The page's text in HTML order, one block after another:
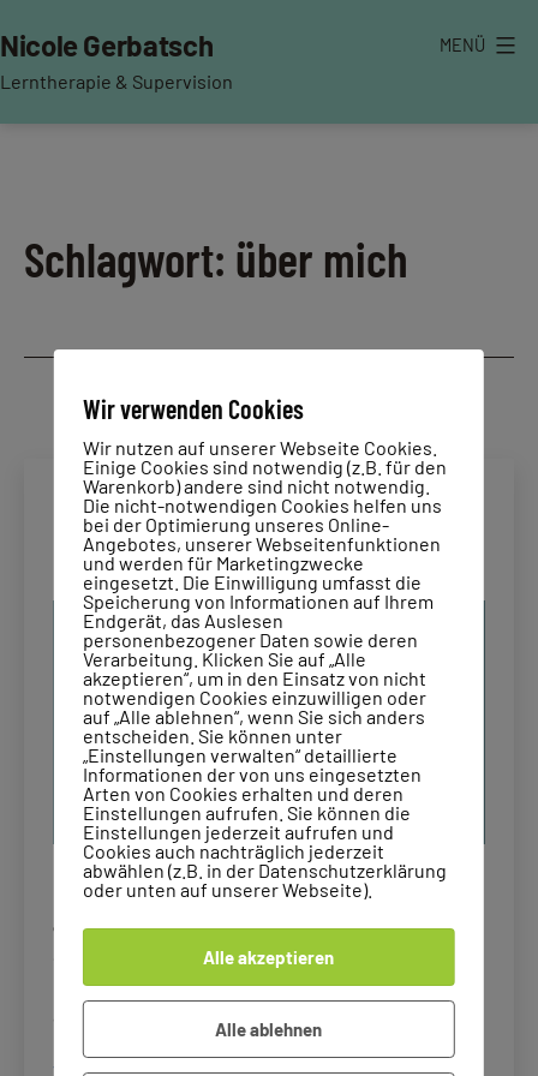
Inhalt
springen
Nicole Gerbatsch
Lerntherapie & Supervision
MENÜ
Schlagwort: über mich
Fun Facts über mich
Hier erfährst du viele bunte Fakten über mich.
Judith Peters hat in ihrem Blogkurs The content
Society als erste Aufgabe gestellt, 53 Fun Facts
über mich zu scheiben. Diese Aufgabe ist mir
Fun
weiterlesen
Wir verwenden Cookies
Wir nutzen auf unserer Webseite Cookies.
Einige Cookies sind notwendig (z.B. für den
Warenkorb) andere sind nicht notwendig.
Die nicht-notwendigen Cookies helfen uns
bei der Optimierung unseres Online-
Angebotes, unserer Webseitenfunktionen
und werden für Marketingzwecke
eingesetzt. Die Einwilligung umfasst die
Speicherung von Informationen auf Ihrem
Endgerät, das Auslesen
personenbezogener Daten sowie deren
Verarbeitung. Klicken Sie auf „Alle
akzeptieren“, um in den Einsatz von nicht
notwendigen Cookies einzuwilligen oder
auf „Alle ablehnen“, wenn Sie sich anders
entscheiden. Sie können unter
„Einstellungen verwalten“ detaillierte
Informationen der von uns eingesetzten
Arten von Cookies erhalten und deren
Einstellungen aufrufen. Sie können die
Einstellungen jederzeit aufrufen und
Cookies auch nachträglich jederzeit
abwählen (z.B. in der Datenschutzerklärung
oder unten auf unserer Webseite).
Alle akzeptieren
Alle ablehnen